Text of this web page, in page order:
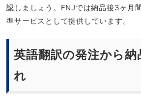
認しましょう。FNJでは納品後3ヶ月
準サービスとして提供しています。
英語翻訳の発注から
れ